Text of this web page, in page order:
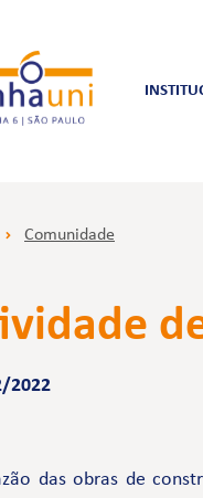
Comunidade
2022
das obras de